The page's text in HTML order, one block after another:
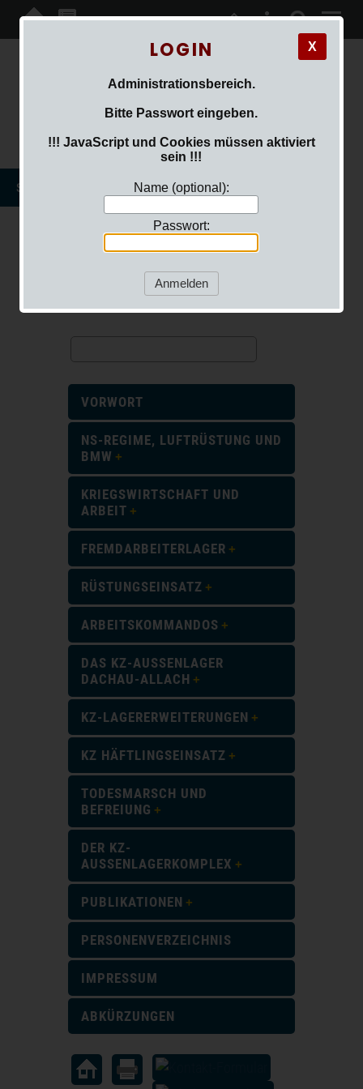
Das KZ-Außenlager
Dachau-Allach
SIE SIND HIER: LOGIN
X
LOGIN
Administrationsbereich.
Bitte Passwort eingeben.
!!! JavaScript und Cookies müssen aktiviert
sein !!!
Name (optional):
Passwort:
VORWORT
NS-REGIME, LUFTRÜSTUNG UND
BMW
KRIEGSWIRTSCHAFT UND
ARBEIT
FREMDARBEITERLAGER
RÜSTUNGSEINSATZ
ARBEITSKOMMANDOS
DAS KZ-AUSSENLAGER D
ACHAU-ALLACH
KZ-LAGERERWEITERUNGEN
KZ HÄFTLINGSEINSATZ
TODESMARSCH UND
BEFREIUNG
DER KZ-
AUSSENLAGERKOMPLEX
PUBLIKATIONEN
PERSONENVERZEICHNIS
IMPRESSUM
ABKÜRZUNGEN